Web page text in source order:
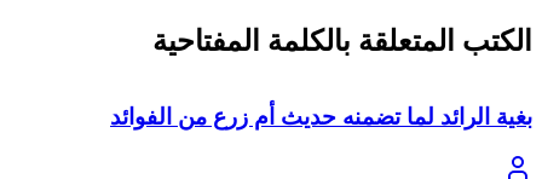
الكتب المتعلقة بالكلمة المفتاحية
بغية الرائد لما تضمنه حديث أم زرع من الفوائد